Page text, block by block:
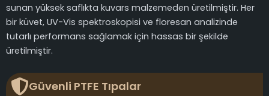
sunan yüksek saflıkta kuvars malzemeden üretilmiştir. Her
bir küvet, UV-Vis spektroskopisi ve floresan analizinde
tutarlı performans sağlamak için hassas bir şekilde
üretilmiştir.
Güvenli PTFE Tıpalar